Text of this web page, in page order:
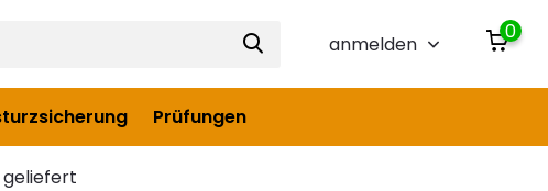
anmelden
0
Prüfungen
geliefert